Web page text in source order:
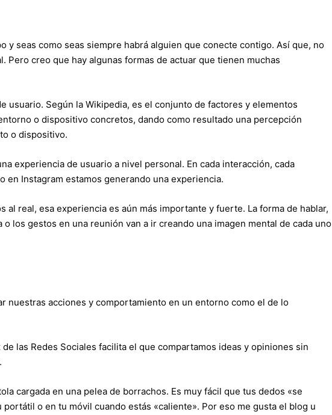
y seas como seas siempre habrá alguien que conecte contigo. Así que, no
Pero creo que hay algunas formas de actuar que tienen muchas
usuario. Según la Wikipedia, es el conjunto de factores y elementos
o dispositivo concretos, dando como resultado una percepción
o dispositivo.
experiencia de usuario a nivel personal. En cada interacción, cada
en Instagram estamos generando una experiencia.
al real, esa experiencia es aún más importante y fuerte. La forma de hablar,
los gestos en una reunión van a ir creando una imagen mental de cada uno
nuestras acciones y comportamiento en un entorno como el de lo
las Redes Sociales facilita el que compartamos ideas y opiniones sin
cargada en una pelea de borrachos. Es muy fácil que tus dedos «se
o en tu móvil cuando estás «caliente». Por eso me gusta el blog u